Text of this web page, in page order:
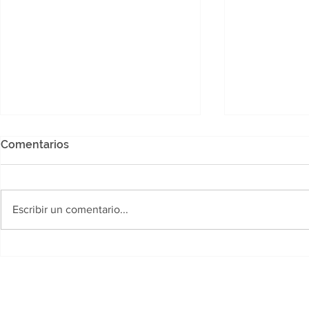
Comentarios
Escribir un comentario...